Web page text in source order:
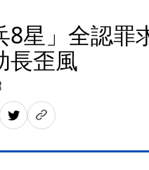
8星」全認
長歪風